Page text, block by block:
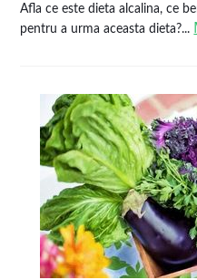
Afla ce este dieta alcalina, ce
pentru a urma aceasta dieta?...